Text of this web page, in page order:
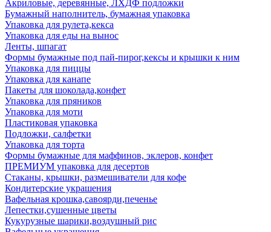
Акриловые, деревянные, ЛХДФ подложки
Бумажный наполнитель, бумажная упаковка
Упаковка для рулета,кекса
Упаковка для еды на вынос
Ленты, шпагат
Формы бумажные под пай-пирог,кексы и крышки к ним
Упаковка для пиццы
Упаковка для канапе
Пакеты для шоколада,конфет
Упаковка для пряников
Упаковка для моти
Пластиковая упаковка
Подложки, салфетки
Упаковка для торта
Формы бумажные для маффинов, эклеров, конфет
ПРЕМИУМ упаковка для десертов
Стаканы, крышки, размешиватели для кофе
Кондитерские украшения
Вафельная крошка,савоярди,печенье
Лепестки,сушенные цветы
Кукурузные шарики,воздушный рис